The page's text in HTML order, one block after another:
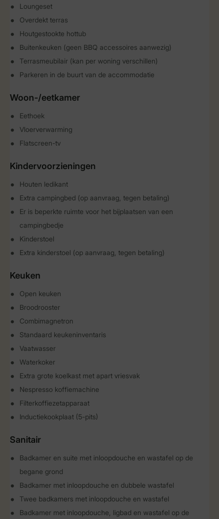
Loungeset
Overdekt terras
Houtgestookte hottub
Buitenkeuken (geen BBQ accessoires aanwezig)
Terrasmeubilair (kan per woning verschillen)
Parkeren in de buurt van de accommodatie
Woon-/eetkamer
Eethoek
Vloerverwarming
Flatscreen-tv
Kindervoorzieningen
Houten ledikant
Extra campingbed (op aanvraag, tegen betaling)
Er is beperkte ruimte voor het bijplaatsen van een
campingbedje
Kinderstoel
Extra kinderstoel (op aanvraag, tegen betaling)
Keuken
Open keuken
Broodrooster
Combimagnetron
Standaard keukeninventaris
Vaatwasser
Waterkoker
Extra grote koelkast met apart vriesvak
Nespresso koffiemachine
Filterkoffiezetapparaat
Inductiekookplaat (5-pits)
Sanitair
Badkamer en suite met inloopdouche en wastafel op de
begane grond
Badkamer met inloopdouche en dubbele wastafel
Twee badkamers met inloopdouche en wastafel
Badkamer met inloopdouche, ligbad en wastafel op de